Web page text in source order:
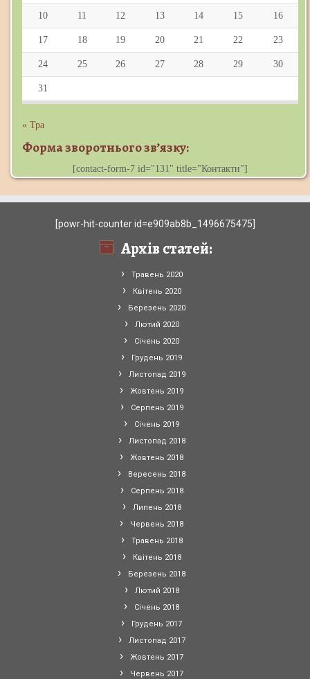
10 11 12 13 14 15 16
17 18 19 20 21 22 23
24 25 26 27 28 29 30
31
« Тра
Форма зворотнього зв’язку:
[contact-form-7 id="131" title="Контакти"]
[powr-hit-counter id=e909ab8b_1496675475]
Архів статей:
Травень 2020
Квітень 2020
Березень 2020
Лютий 2020
Січень 2020
Грудень 2019
Листопад 2019
Жовтень 2019
Серпень 2019
Січень 2019
Листопад 2018
Жовтень 2018
Вересень 2018
Серпень 2018
Липень 2018
Червень 2018
Травень 2018
Квітень 2018
Березень 2018
Лютий 2018
Січень 2018
Грудень 2017
Листопад 2017
Жовтень 2017
Червень 2017